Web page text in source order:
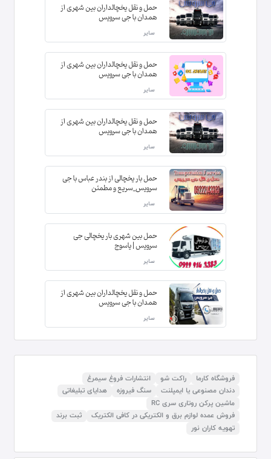
حمل و نقل یخچالداران بین شهری از
همدان با جی سرویس
سایر
حمل و نقل یخچالداران بین شهری از
همدان با جی سرویس
سایر
حمل و نقل یخچالداران بین شهری از
همدان با جی سرویس
سایر
حمل بار یخچالی از بندر عباس با جی
سرویس_سریع و مطمئن
سایر
حمل بین شهری بار یخچالی جی
سرویس | یاسوج
سایر
حمل و نقل یخچالداران بین شهری از
همدان با جی سرویس
سایر
فروشگاه کارما راکت شو
انتشارات فروغ سیمرغ
دندان مصنوعی یا ایمپلنت
سنگ فیروزه
هدایای تبلیغاتی
ماشین پرکن روتاری سری RC
فروش عمده لوازم برق و الکتریکی در کافی الکتریک
ثبت برند
تهویه کاران نور